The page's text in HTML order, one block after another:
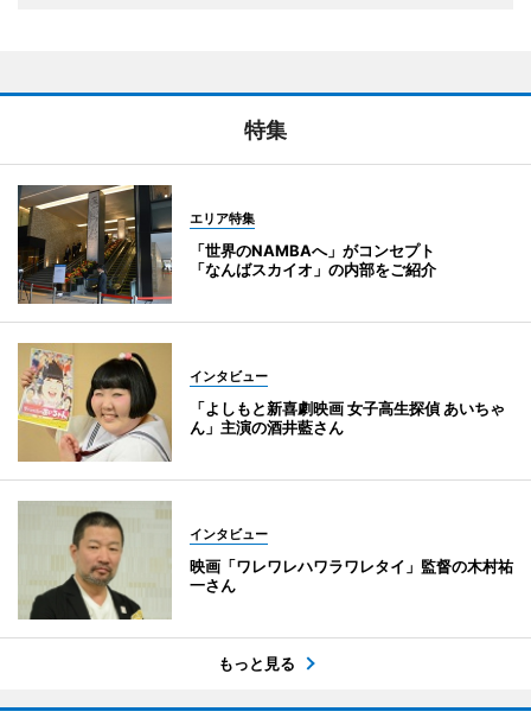
特集
エリア特集
「世界のNAMBAへ」がコンセプト
「なんばスカイオ」の内部をご紹介
インタビュー
「よしもと新喜劇映画 女子高生探偵 あいちゃ
ん」主演の酒井藍さん
インタビュー
映画「ワレワレハワラワレタイ」監督の木村祐
一さん
もっと見る